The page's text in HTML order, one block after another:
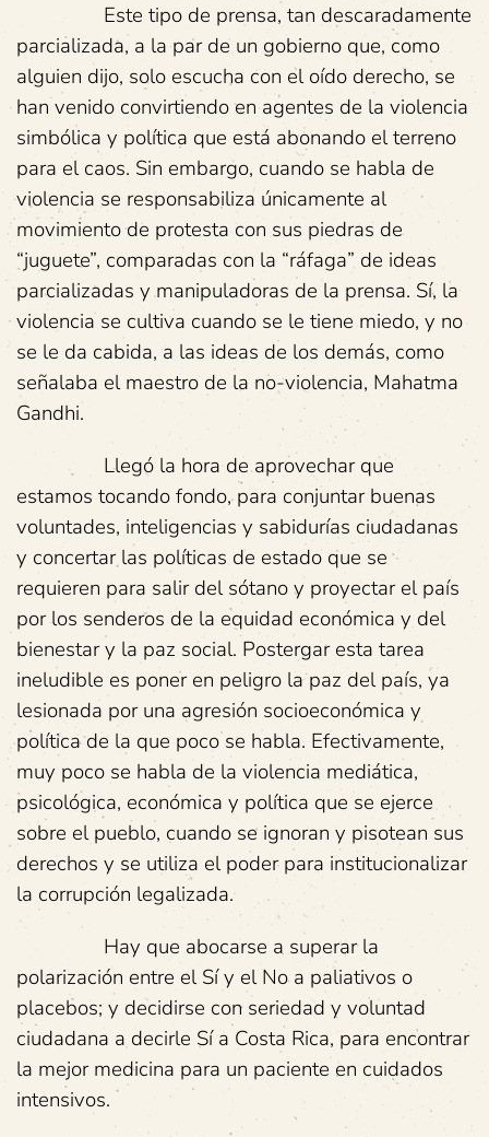
Este tipo de prensa, tan descaradamente
parcializada, a la par de un gobierno que, como
alguien dijo, solo escucha con el oído derecho, se
han venido convirtiendo en agentes de la violencia
simbólica y política que está abonando el terreno
para el caos. Sin embargo, cuando se habla de
violencia se responsabiliza únicamente al
movimiento de protesta con sus piedras de
“juguete”, comparadas con la “ráfaga” de ideas
parcializadas y manipuladoras de la prensa. Sí, la
violencia se cultiva cuando se le tiene miedo, y no
se le da cabida, a las ideas de los demás, como
señalaba el maestro de la no-violencia, Mahatma
Gandhi.
Llegó la hora de aprovechar que
estamos tocando fondo, para conjuntar buenas
voluntades, inteligencias y sabidurías ciudadanas
y concertar las políticas de estado que se
requieren para salir del sótano y proyectar el país
por los senderos de la equidad económica y del
bienestar y la paz social. Postergar esta tarea
ineludible es poner en peligro la paz del país, ya
lesionada por una agresión socioeconómica y
política de la que poco se habla. Efectivamente,
muy poco se habla de la violencia mediática,
psicológica, económica y política que se ejerce
sobre el pueblo, cuando se ignoran y pisotean sus
derechos y se utiliza el poder para institucionalizar
la corrupción legalizada.
Hay que abocarse a superar la
polarización entre el Sí y el No a paliativos o
placebos; y decidirse con seriedad y voluntad
ciudadana a decirle Sí a Costa Rica, para encontrar
la mejor medicina para un paciente en cuidados
intensivos.